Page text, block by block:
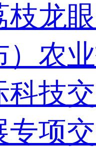
枝龙
）农
科技
专项